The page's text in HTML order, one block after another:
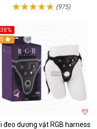
(975)
5
đeo dương vật RGB harness